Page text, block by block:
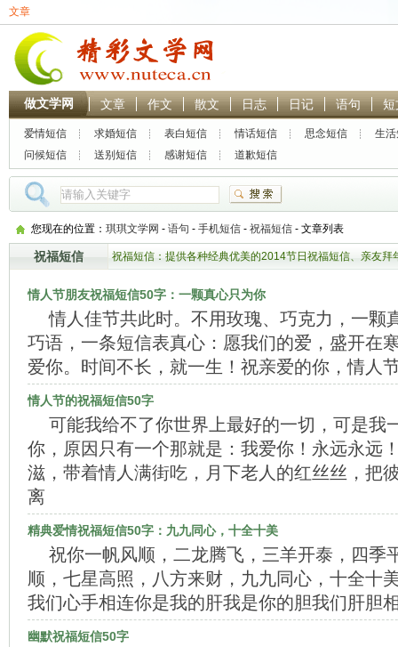
文章
做文学网 文章 作文 散文 日志 日记 语句 短
爱情短信 求婚短信 表白短信 情话短信 思念短信
生
问候短信
送别短信 感谢短信 道歉短信
热门搜索：林黛玉
您现在的位置： 琪琪文学网 - 语句 - 手机短信 - 祝福短信 - 文章列表
祝福短信 祝福短信：提供各种经典优美的2014节日祝福短信、亲友
情人节朋友祝福短信50字：一颗真心只为你
情人佳节共此时。不用玫瑰、巧克力，一颗
巧语，一条短信表真心：愿我们的爱，盛开在
爱你。时间不长，就一生！祝亲爱的你，情人
情人节的祝福短信50字
可能我给不了你世界上最好的一切，可是我
你，原因只有一个那就是：我爱你！永远永远
滋，带着情人满街吃，月下老人的红丝丝，把
离
精典爱情祝福短信50字：九九同心，十全十美
祝你一帆风顺，二龙腾飞，三羊开泰，四季
顺，七星高照，八方来财，九九同心，十全十
我们心手相连你是我的肝我是你的胆我们肝胆
幽默祝福短信50字